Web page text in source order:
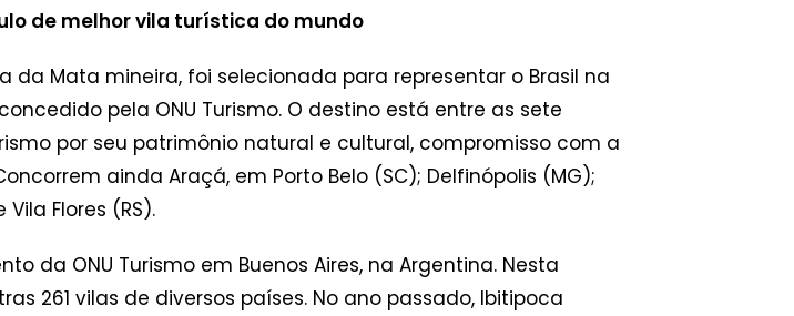
de melhor vila turística do mundo
da Mata mineira, foi selecionada para representar o Brasil na
pela ONU Turismo. O destino está entre as sete
por seu patrimônio natural e cultural, compromisso com a
ainda Araçá, em Porto Belo (SC); Delfinópolis (MG);
Flores (RS).
da ONU Turismo em Buenos Aires, na Argentina. Nesta
261 vilas de diversos países. No ano passado, Ibitipoca